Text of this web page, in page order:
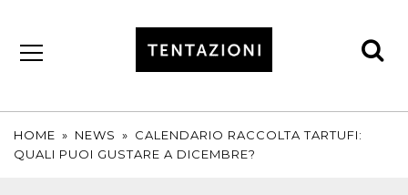
HOME » NEWS » CALENDARIO RACCOLTA TARTUFI:
QUALI PUOI GUSTARE A DICEMBRE?